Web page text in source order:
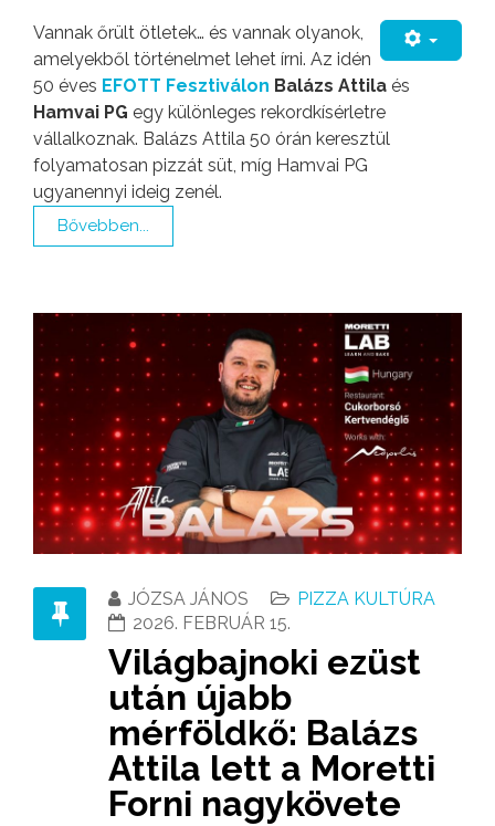
Vannak őrült ötletek… és vannak olyanok,
amelyekből történelmet lehet írni. Az idén
50 éves EFOTT Fesztiválon Balázs Attila és
Hamvai PG egy különleges rekordkísérletre
vállalkoznak. Balázs Attila 50 órán keresztül
folyamatosan pizzát süt, míg Hamvai PG
ugyanennyi ideig zenél.
Bővebben...
JÓZSA JÁNOS
PIZZA KULTÚRA
2026. FEBRUÁR 15.
Világbajnoki ezüst
után újabb
mérföldkő: Balázs
Attila lett a Moretti
Forni nagykövete